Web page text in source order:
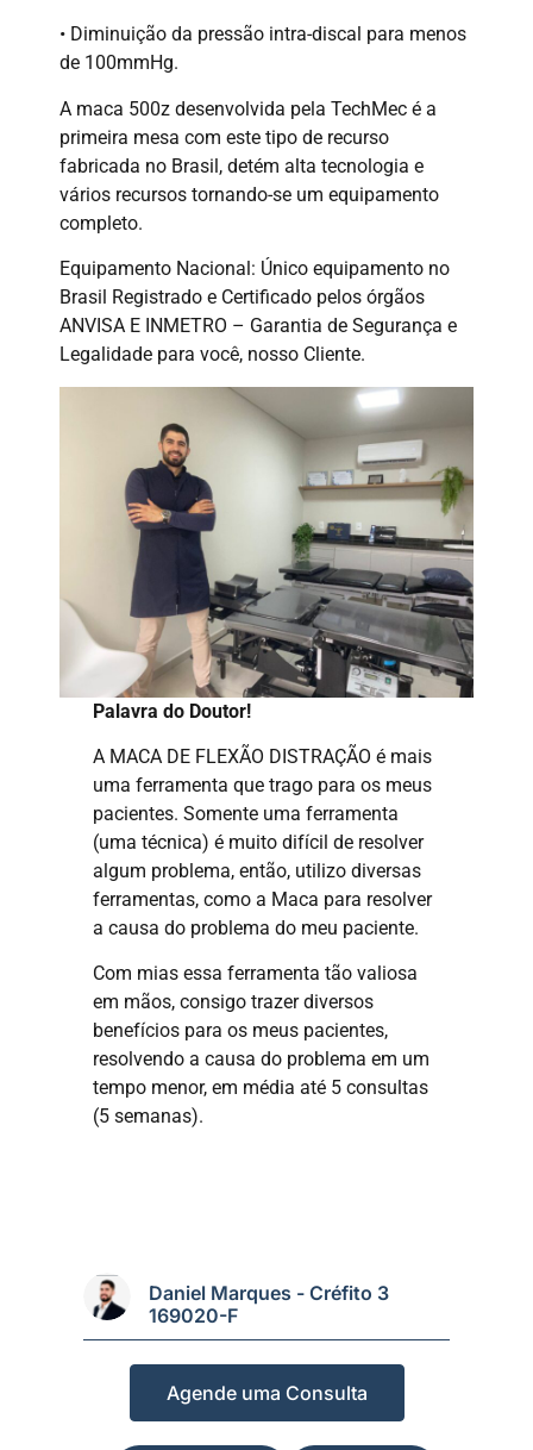
• Diminuição da pressão intra-discal para menos
de 100mmHg.
A maca 500z desenvolvida pela TechMec é a
primeira mesa com este tipo de recurso
fabricada no Brasil, detém alta tecnologia e
vários recursos tornando-se um equipamento
completo.
Equipamento Nacional: Único equipamento no
Brasil Registrado e Certificado pelos órgãos
ANVISA E INMETRO – Garantia de Segurança e
Legalidade para você, nosso Cliente.
Palavra do Doutor!
A MACA DE FLEXÃO DISTRAÇÃO é mais
uma ferramenta que trago para os meus
pacientes. Somente uma ferramenta
(uma técnica) é muito difícil de resolver
algum problema, então, utilizo diversas
ferramentas, como a Maca para resolver
a causa do problema do meu paciente.
Com mias essa ferramenta tão valiosa
em mãos, consigo trazer diversos
benefícios para os meus pacientes,
resolvendo a causa do problema em um
tempo menor, em média até 5 consultas
(5 semanas).
Daniel Marques - Créfito 3
169020-F
Agende uma Consulta